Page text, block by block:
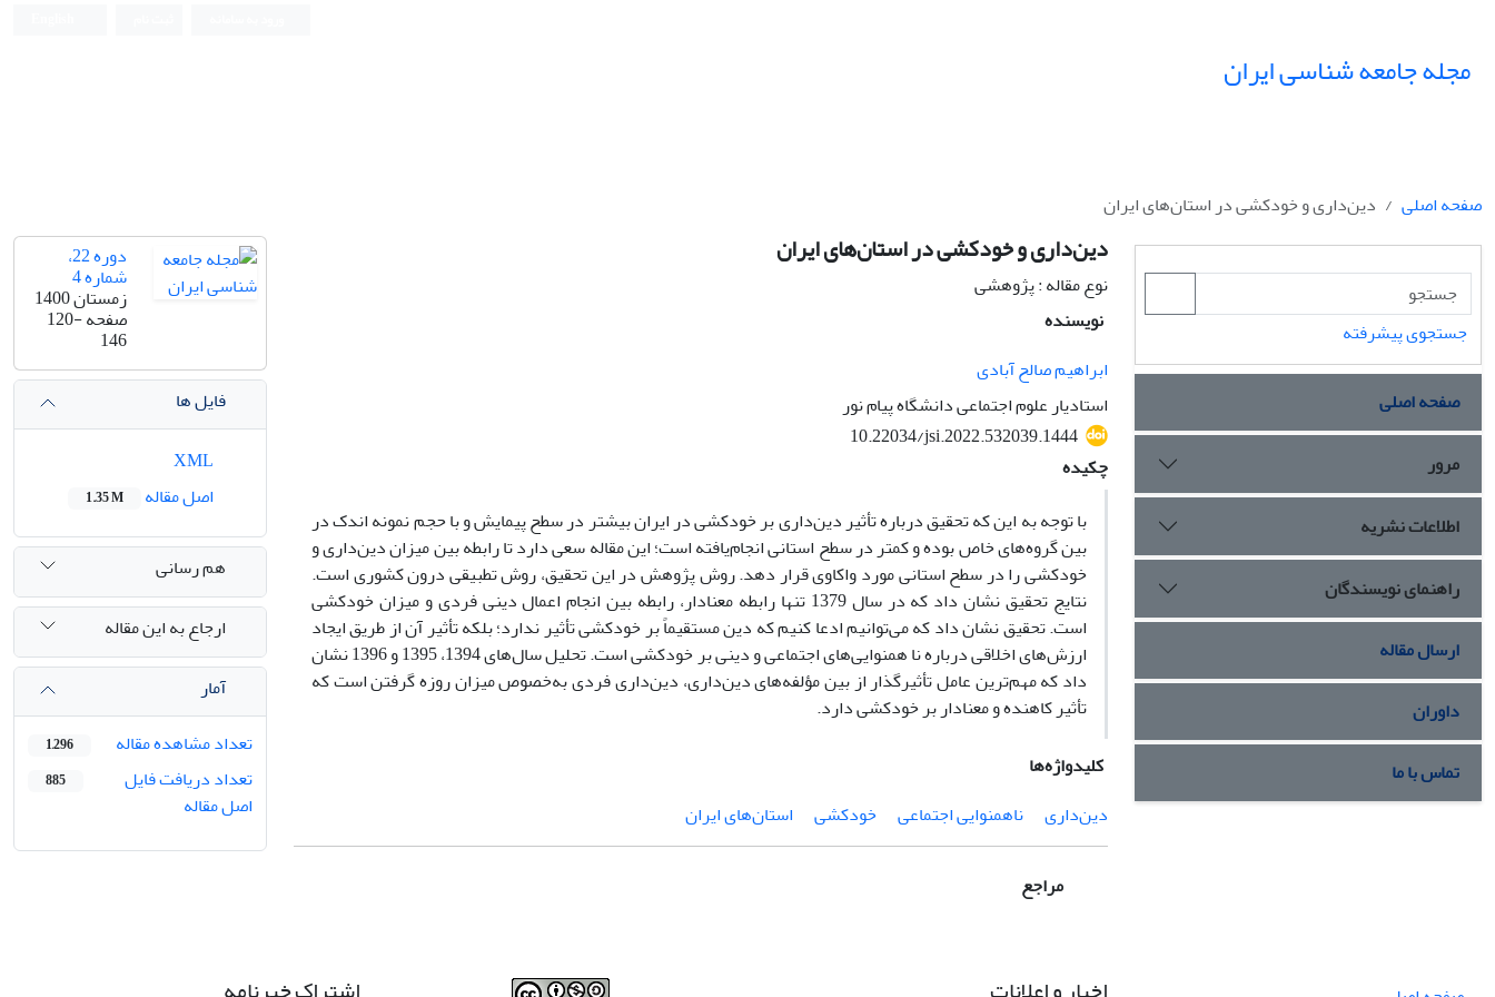
مجله جامعه شناسی ایران
صفحه اصلی دین‌داری و خودکشی در استان‌های ایران
دین‌داری و خودکشی در استان‌های ایران
نوع مقاله : پژوهشی
نویسنده
ابراهیم صالح آبادی
استادیار علوم اجتماعی دانشگاه پیام نور
10.22034/jsi.2022.532039.1444
چکیده
با توجه به این که تحقیق درباره تأثیر دین‌داری بر خودکشی در ایران بیشتر در سطح پیمایش و با حجم نمونه اندک در
بین گروه‌های خاص بوده و کمتر در سطح استانی انجام‌یافته است؛ این مقاله سعی دارد تا رابطه بین میزان دین‌داری و
خودکشی را در سطح استانی مورد واکاوی قرار دهد. روش پژوهش در این تحقیق، روش تطبیقی درون کشوری است.
نتایج تحقیق نشان داد که در سال 1379 تنها رابطه معنادار، رابطه بین انجام اعمال دینی فردی و میزان خودکشی
است. تحقیق نشان داد که می‌توانیم ادعا کنیم که دین مستقیماً بر خودکشی تأثیر ندارد؛ بلکه تأثیر آن از طریق ایجاد
ارزش‌های اخلاقی درباره نا همنوایی‌های اجتماعی و دینی بر خودکشی است. تحلیل سال‌های 1394، 1395 و 1396 نشان
داد که مهم‌ترین عامل تأثیرگذار از بین مؤلفه‌های دین‌داری، دین‌داری فردی به‌خصوص میزان روزه گرفتن است که
تأثیر کاهنده و معنادار بر خودکشی دارد.
کلیدواژه‌ها
دین‌داری
ناهمنوایی اجتماعی خودکشی استان‌های ایران
مراجع
دوره 22،
شماره 4
زمستان 1400
صفحه120-
146
فایل ها
اصل مقاله
1.35 M
هم رسانی
ارجاع به این مقاله
آمار
تعداد مشاهده مقاله
1,296
تعداد دریافت فایل
اصل مقاله
885
جستجوی پیشرفته
صفحه اصلی
مرور
اطلاعات نشریه
راهنمای نویسندگان
ارسال مقاله
داوران
تماس با ما